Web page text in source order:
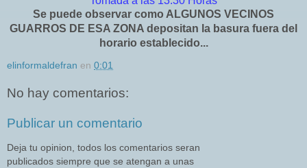
Se puede observar como ALGUNOS VECINOS
GUARROS DE ESA ZONA depositan la basura fuera del
horario establecido...
elinformaldefran en 0:01
No hay comentarios:
Publicar un comentario
Deja tu opinion, todos los comentarios seran
publicados siempre que se atengan a unas